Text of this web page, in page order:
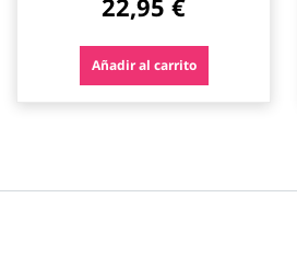
22,95 €
Añadir al carrito